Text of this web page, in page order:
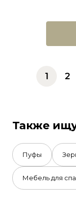
1 2
Также
Пуфы
Мебель для